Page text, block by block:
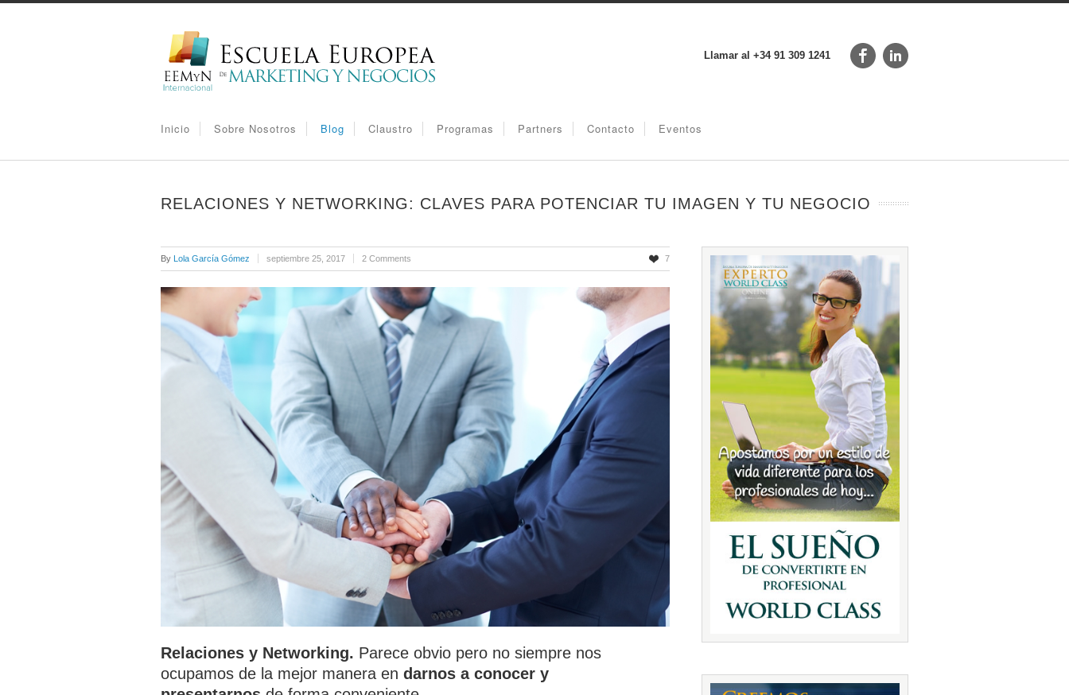
Llamar al +34 91 309 1241
Inicio Sobre Nosotros Blog Claustro Programas Partners Contacto Eventos
RELACIONES Y NETWORKING: CLAVES PARA POTENCIAR TU IMAGEN Y TU NEGOCIO
By Lola García Gómez septiembre 25, 2017 2 Comments 7
Relaciones y Networking. Parece obvio pero no siempre nos
ocupamos de la mejor manera en darnos a conocer y